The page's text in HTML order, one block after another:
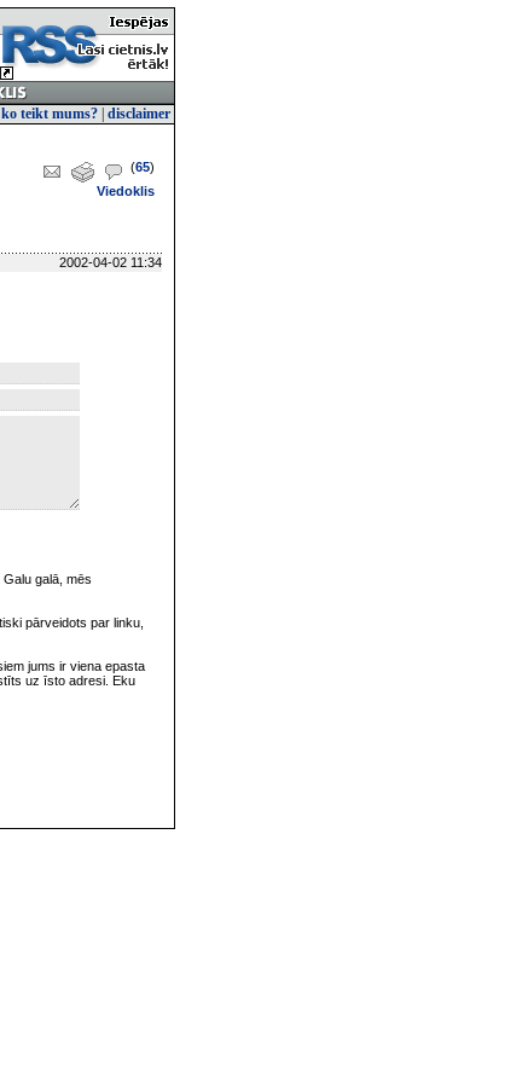
teikt mums? disclaimer
(65)
Viedoklis
2002-04-02 11:34
Galu galā, mēs
pārveidots par linku,
jums ir viena epasta
uz īsto adresi. Eku